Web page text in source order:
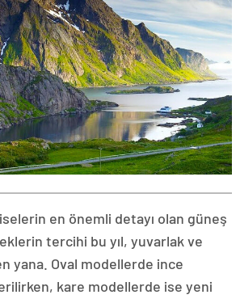
en önemli detayı olan güneş
tercihi bu yıl, yuvarlak ve
yana. Oval modellerde ince
kare modellerde ise yeni